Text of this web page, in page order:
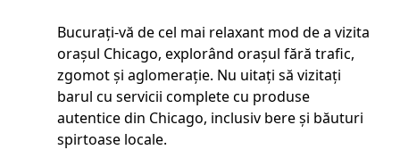
Bucurați-vă de cel mai relaxant mod de a vizita
orașul Chicago, explorând orașul fără trafic,
zgomot și aglomerație. Nu uitați să vizitați
barul cu servicii complete cu produse
autentice din Chicago, inclusiv bere și băuturi
spirtoase locale.